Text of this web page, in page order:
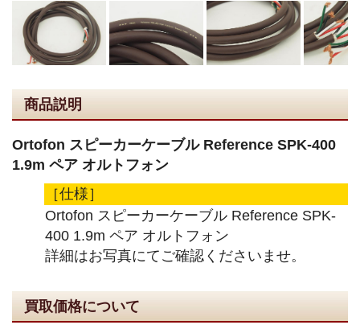
商品説明
Ortofon スピーカーケーブル Reference SPK-400
1.9m ペア オルトフォン
［仕様］
Ortofon スピーカーケーブル Reference SPK-
400 1.9m ペア オルトフォン
詳細はお写真にてご確認くださいませ。
買取価格について